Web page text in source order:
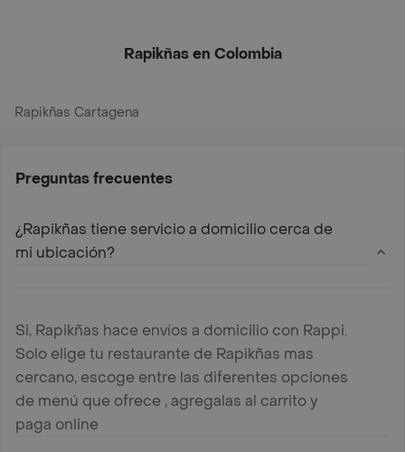
Rapikñas en Colombia
Rapikñas Cartagena
Preguntas frecuentes
¿Rapikñas tiene servicio a domicilio cerca de
mi ubicación?
Si, Rapikñas hace envíos a domicilio con Rappi.
Solo elige tu restaurante de Rapikñas mas
cercano, escoge entre las diferentes opciones
de menú que ofrece , agregalas al carrito y
paga online